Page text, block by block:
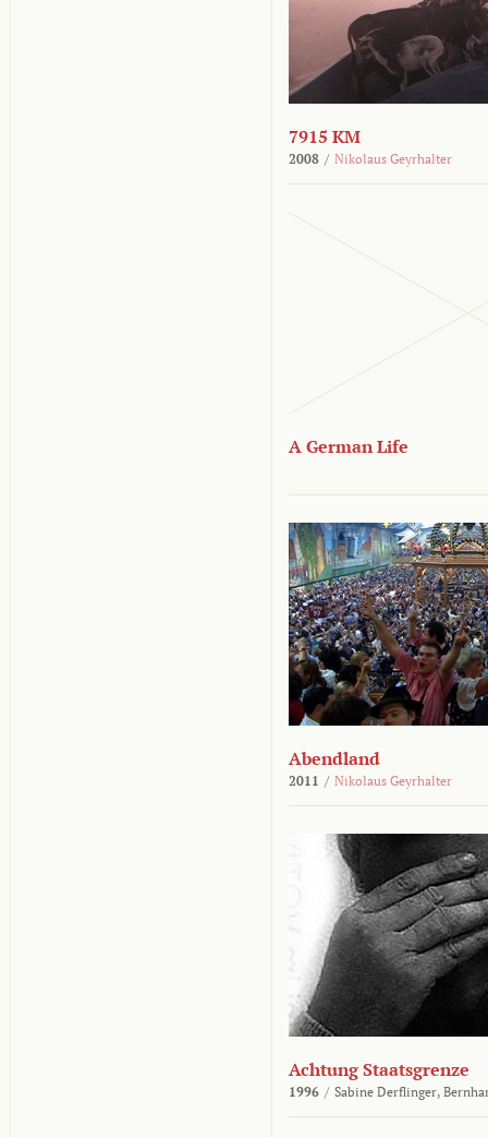
7915 KM
2008 / Nikolaus Geyrhalter
A German Life
Abendland
2011 / Nikolaus Geyrhalter
Achtung Staatsgrenze
1996 / Sabine Derflinger,